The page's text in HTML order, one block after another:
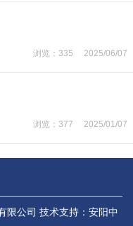
浏览：335 2025/06/07
浏览：377 2025/01/07
限公司 技术支持：安阳中